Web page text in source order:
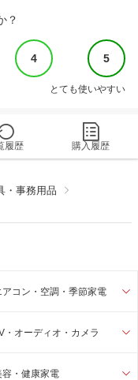
？
4 5
とても使いやすい
履歴 購入履歴
・事務用品
アコン・空調・季節家電
・オーディオ・カメラ
容・健康家電